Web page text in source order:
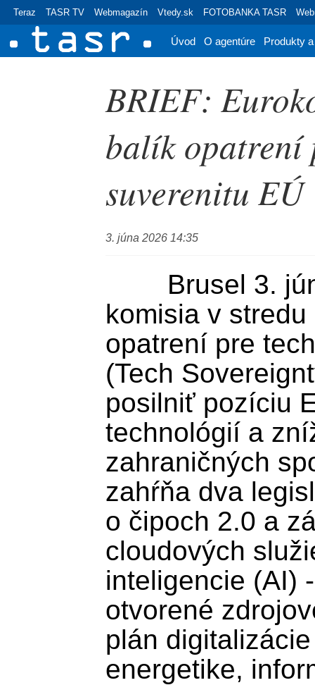
Teraz TASR TV Webmagazín Vtedy.sk FOTOBANKA TASR
Úvod O agentúre Produkty
BRIEF:
balík opatrení
suverenitu EÚ
3. júna 2026 14:35
komisia v
opatrení pre
(Tech
posilniť pozíciu
technológií a
zahraničných
zahŕňa dva
o čipoch 2.0 a
cloudových
inteligencie (AI)
otvorené
plán
energetike,